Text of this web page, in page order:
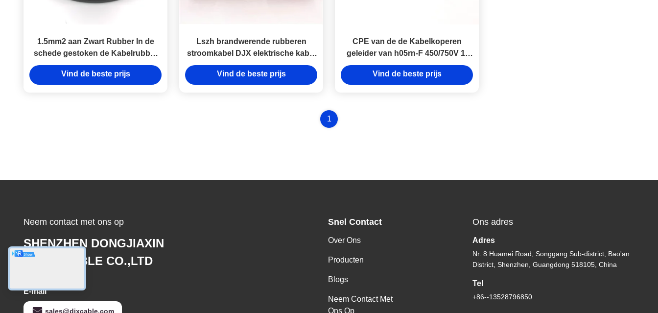
1.5mm2 aan Zwart Rubber In de
schede gestoken de Kabelrubber
van 400mm2 h05rn-F
Vind de beste prijs
Lszh brandwerende rubberen
stroomkabel DJX elektrische kabel
met CE-certificaat
Vind de beste prijs
CPE van de de Kabelkoperen
geleider van h05rn-F 450/750V 1-
6mm2 Industrieel Elektro
Geïsoleerd Rubber
Vind de beste prijs
1
Neem contact met ons op
SHENZHEN DONGJIAXIN
WIRE&CABLE CO.,LTD
E-mail
sales@djxcable.com
Snel Contact
Over Ons
Producten
Blogs
Neem Contact Met
Ons Op
Ons adres
Adres
Nr. 8 Huamei Road, Songgang Sub-district, Bao'an
District, Shenzhen, Guangdong 518105, China
Tel
+86--13528796850